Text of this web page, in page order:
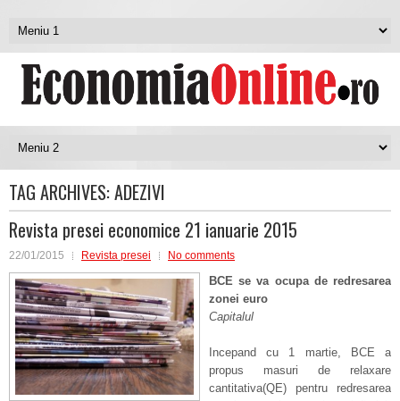
TAG ARCHIVES:ADEZIVI
Revista presei economice 21 ianuarie 2015
22/01/2015 Revista presei No comments
BCE se va ocupa de redresarea
zonei euro
Capitalul
Incepand cu 1 martie, BCE a
propus masuri de relaxare
cantitativa(QE) pentru redresarea